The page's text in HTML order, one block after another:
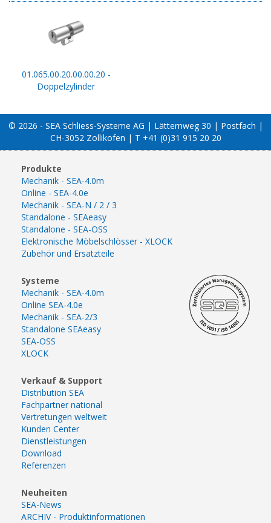
01.065.00.20.00.00.20 -
Doppelzylinder
© 2026 - SEA Schliess-Systeme AG | Lätternweg 30 | Postfach |
CH-3052 Zollikofen | T +41 (0)31 915 20 20
Produkte
Mechanik - SEA-4.0m
Online - SEA-4.0e
Mechanik - SEA-N / 2 / 3
Standalone - SEAeasy
Standalone - SEA-OSS
Elektronische Möbelschlösser - XLOCK
Zubehör und Ersatzteile
Systeme
Mechanik - SEA-4.0m
Online SEA-4.0e
Mechanik - SEA-2/3
Standalone SEAeasy
SEA-OSS
XLOCK
Verkauf & Support
Distribution SEA
Fachpartner national
Vertretungen weltweit
Kunden Center
Dienstleistungen
Download
Referenzen
Neuheiten
SEA-News
ARCHIV - Produktinformationen